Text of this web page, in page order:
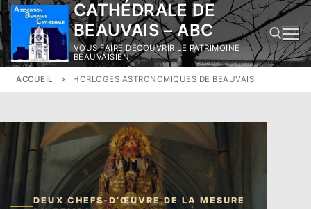
Aller
au
contenu
CATHÉDRALE DE
BEAUVAIS – ABC
VOUS FAIRE DÉCOUVRIR LE PATRIMOINE
BEAUVAISIEN
ACCUEIL HORLOGES ASTRONOMIQUES DE BEAUVAIS
DEUX CHEFS-D’ŒUVRE DE LA MESURE